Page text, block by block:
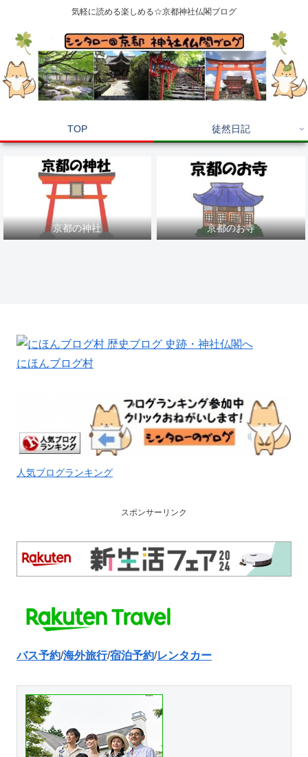
気軽に読める楽しめる☆京都神社仏閣ブログ
TOP 徒然日記
京都の神社 京都のお寺
にほんブログ村
人気ブログランキング
スポンサーリンク
バス予約/海外旅行/宿泊予約/レンタカー